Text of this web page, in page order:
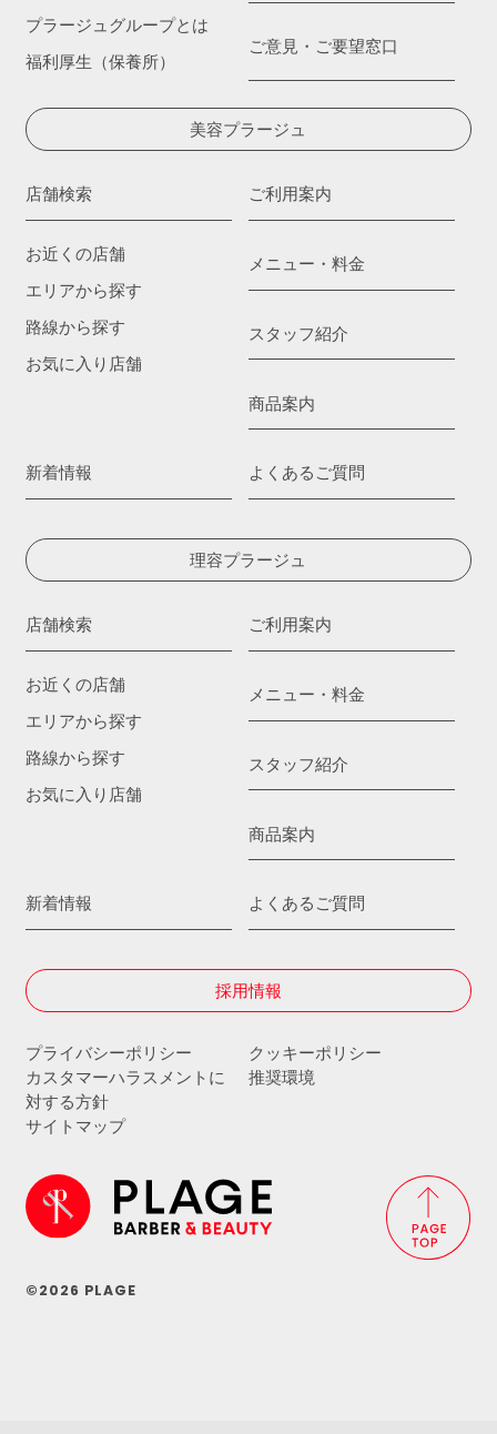
プラージュグループとは
福利厚生（保養所）
ご意見・ご要望窓口
美容プラージュ
店舗検索
お近くの店舗
エリアから探す
路線から探す
お気に入り店舗
ご利用案内
メニュー・料金
スタッフ紹介
商品案内
新着情報 よくあるご質問
理容プラージュ
店舗検索
お近くの店舗
エリアから探す
路線から探す
お気に入り店舗
ご利用案内
メニュー・料金
スタッフ紹介
商品案内
新着情報 よくあるご質問
採用情報
プライバシーポリシー
クッキーポリシー
カスタマーハラスメントに
対する方針
推奨環境
サイトマップ
©2026 PLAGE